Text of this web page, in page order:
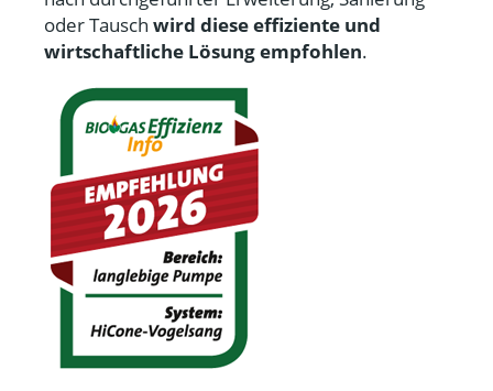
oder Tausch wird diese effiziente und
wirtschaftliche Lösung empfohlen.